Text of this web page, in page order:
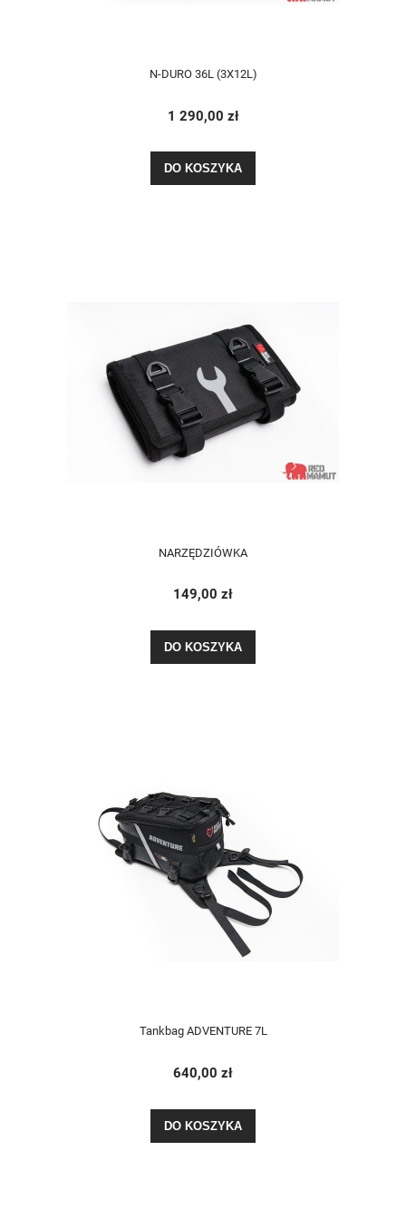
N-DURO 36L (3X12L)
1 290,00 zł
DO KOSZYKA
NARZĘDZIÓWKA
149,00 zł
DO KOSZYKA
Tankbag ADVENTURE 7L
640,00 zł
DO KOSZYKA